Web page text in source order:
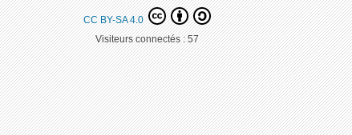
CC BY-SA 4.0
Visiteurs connectés :57